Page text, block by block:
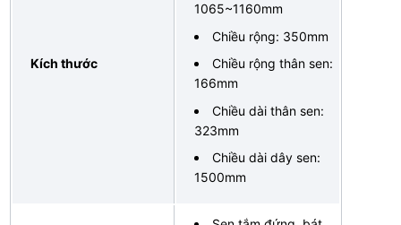
Kích thước
1065~1160mm
Chiều rộng: 350mm
Chiều rộng thân sen:
166mm
Chiều dài thân sen:
323mm
Chiều dài dây sen:
1500mm